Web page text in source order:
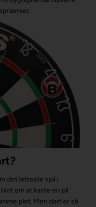
det letteste spil i
om at kaste en pil
plet. Men dart er så